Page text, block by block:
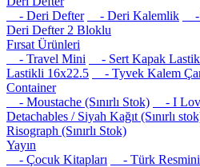
- Deri Defter
- Deri Kalemlik -
Deri Defter 2 Bloklu
Fırsat Ürünleri
- Travel Mini
- Sert Kapak
Lastikli 16x22.5
- Tyvek Kalem
Container
- Moustache (Sınırlı Stok)
- I
Detachables / Siyah Kağıt (Sınırlı
Risograph (Sınırlı Stok)
Yayın
- Çocuk Kitapları
- Türk